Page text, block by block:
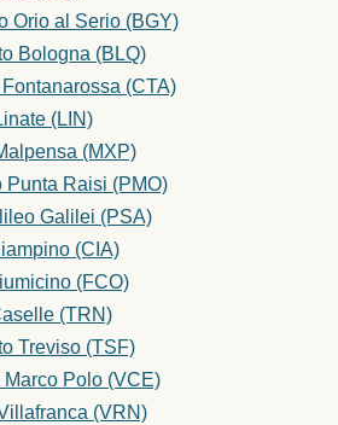
Orio al Serio (BGY)
Bologna (BLQ)
(CTA)
(LIN)
(MXP)
Punta Raisi (PMO)
Galilei (PSA)
(CIA)
(FCO)
(TRN)
Treviso (TSF)
Polo (VCE)
(VRN)